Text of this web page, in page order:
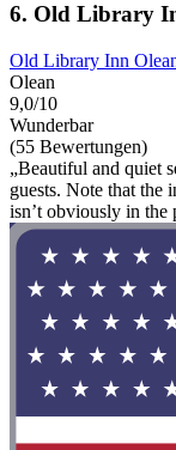
6. Old Library
Old Library Inn
Olean
9,0/10
Wunderbar
(55 Bewertungen)
„Beautiful and quiet
guests. Note that the
isn’t obviously in